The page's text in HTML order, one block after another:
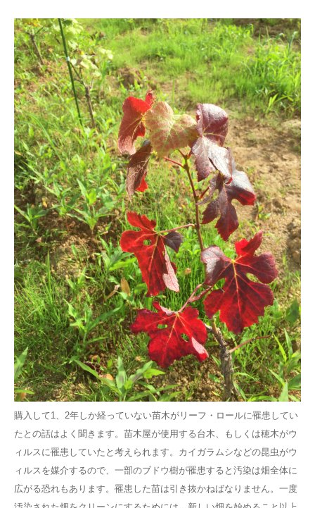
購入して1、2年しか経っていない苗木がリーフ・ロールに罹患してい
たとの話はよく聞きます。苗木屋が使用する台木、もしくは穂木がウ
ィルスに罹患していたと考えられます。カイガラムシなどの昆虫がウ
ィルスを媒介するので、一部のブドウ樹が罹患すると汚染は畑全体に
広がる恐れもあります。罹患した苗は引き抜かねばなりません。一度